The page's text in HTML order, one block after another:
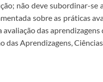
não deve subordinar-
sobre as práticas
das
das Aprendizagens,